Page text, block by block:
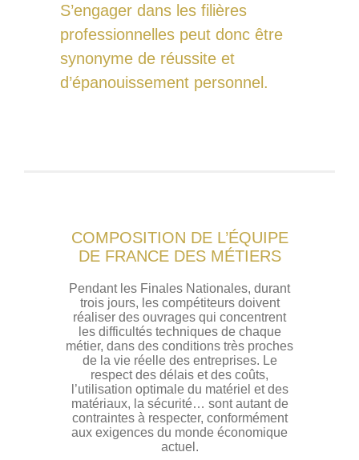
S’engager dans les filières
professionnelles peut donc être
synonyme de réussite et
d’épanouissement personnel.
COMPOSITION DE L’ÉQUIPE
DE FRANCE DES MÉTIERS
Pendant les Finales Nationales, durant
trois jours, les compétiteurs doivent
réaliser des ouvrages qui concentrent
les difficultés techniques de chaque
métier, dans des conditions très proches
de la vie réelle des entreprises. Le
respect des délais et des coûts,
l’utilisation optimale du matériel et des
matériaux, la sécurité… sont autant de
contraintes à respecter, conformément
aux exigences du monde économique
actuel.